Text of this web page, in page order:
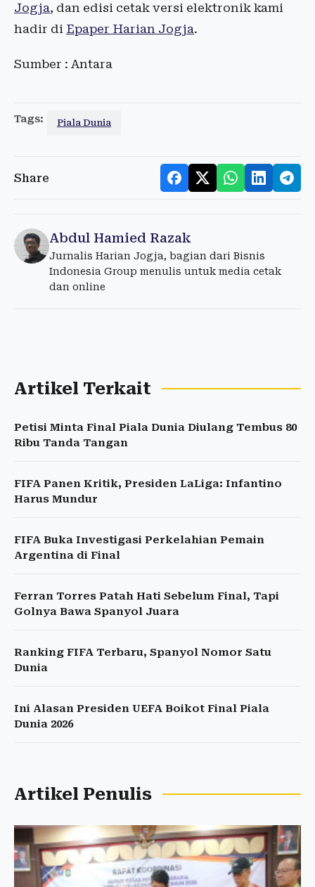
Jogja, dan edisi cetak versi elektronik kami
hadir di Epaper Harian Jogja.
Sumber : Antara
Tags: Piala Dunia
Share
Abdul Hamied Razak
Jurnalis Harian Jogja, bagian dari Bisnis
Indonesia Group menulis untuk media cetak
dan online
Artikel Terkait
Petisi Minta Final Piala Dunia Diulang Tembus 80
Ribu Tanda Tangan
FIFA Panen Kritik, Presiden LaLiga: Infantino
Harus Mundur
FIFA Buka Investigasi Perkelahian Pemain
Argentina di Final
Ferran Torres Patah Hati Sebelum Final, Tapi
Golnya Bawa Spanyol Juara
Ranking FIFA Terbaru, Spanyol Nomor Satu
Dunia
Ini Alasan Presiden UEFA Boikot Final Piala
Dunia 2026
Artikel Penulis